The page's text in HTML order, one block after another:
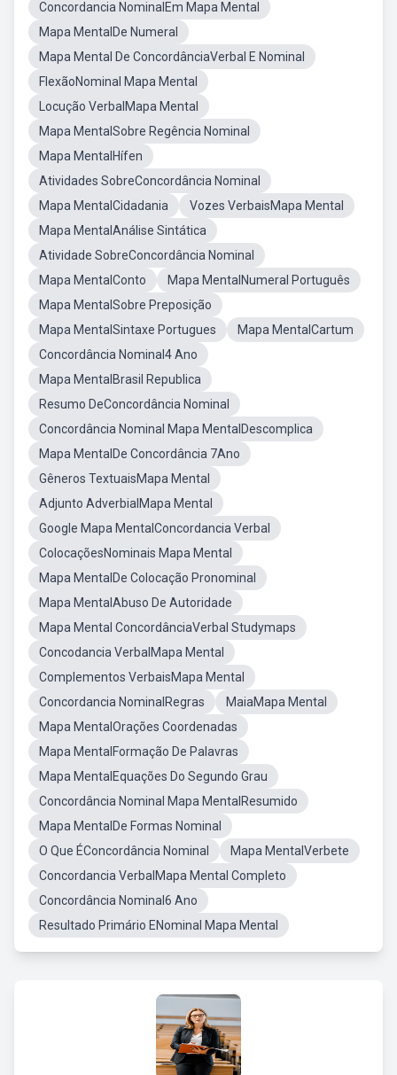
Concordancia NominalEm Mapa Mental
Mapa MentalDe Numeral
Mapa Mental De ConcordânciaVerbal E Nominal
FlexãoNominal Mapa Mental
Locução VerbalMapa Mental
Mapa MentalSobre Regência Nominal
Mapa MentalHífen
Atividades SobreConcordância Nominal
Mapa MentalCidadania
Vozes VerbaisMapa Mental
Mapa MentalAnálise Sintática
Atividade SobreConcordância Nominal
Mapa MentalConto
Mapa MentalNumeral Português
Mapa MentalSobre Preposição
Mapa MentalSintaxe Portugues
Mapa MentalCartum
Concordância Nominal4 Ano
Mapa MentalBrasil Republica
Resumo DeConcordância Nominal
Concordância Nominal Mapa MentalDescomplica
Mapa MentalDe Concordância 7Ano
Gêneros TextuaisMapa Mental
Adjunto AdverbialMapa Mental
Google Mapa MentalConcordancia Verbal
ColocaçõesNominais Mapa Mental
Mapa MentalDe Colocação Pronominal
Mapa MentalAbuso De Autoridade
Mapa Mental ConcordânciaVerbal Studymaps
Concodancia VerbalMapa Mental
Complementos VerbaisMapa Mental
Concordancia NominalRegras
MaiaMapa Mental
Mapa MentalOrações Coordenadas
Mapa MentalFormação De Palavras
Mapa MentalEquações Do Segundo Grau
Concordância Nominal Mapa MentalResumido
Mapa MentalDe Formas Nominal
O Que ÉConcordância Nominal
Mapa MentalVerbete
Concordancia VerbalMapa Mental Completo
Concordância Nominal6 Ano
Resultado Primário ENominal Mapa Mental